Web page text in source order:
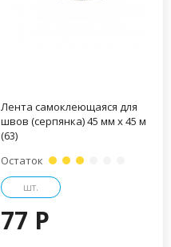
Лента самоклеющаяся для
швов (серпянка) 45 мм х 45 м
(63)
Остаток
шт.
77 P